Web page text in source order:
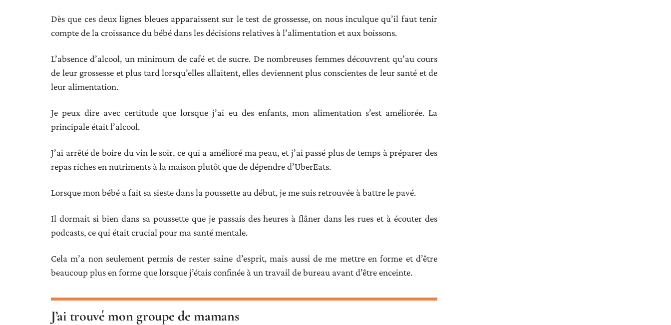
Dès que ces deux lignes bleues apparaissent sur le test de grossesse, on nous inculque qu’il faut tenir
compte de la croissance du bébé dans les décisions relatives à l’alimentation et aux boissons.
L’absence d’alcool, un minimum de café et de sucre. De nombreuses femmes découvrent qu’au cours
de leur grossesse et plus tard lorsqu’elles allaitent, elles deviennent plus conscientes de leur santé et de
leur alimentation.
Je peux dire avec certitude que lorsque j’ai eu des enfants, mon alimentation s’est améliorée. La
principale était l’alcool.
J’ai arrêté de boire du vin le soir, ce qui a amélioré ma peau, et j’ai passé plus de temps à préparer des
repas riches en nutriments à la maison plutôt que de dépendre d’UberEats.
Lorsque mon bébé a fait sa sieste dans la poussette au début, je me suis retrouvée à battre le pavé.
Il dormait si bien dans sa poussette que je passais des heures à flâner dans les rues et à écouter des
podcasts, ce qui était crucial pour ma santé mentale.
Cela m’a non seulement permis de rester saine d’esprit, mais aussi de me mettre en forme et d’être
beaucoup plus en forme que lorsque j’étais confinée à un travail de bureau avant d’être enceinte.
J’ai trouvé mon groupe de mamans